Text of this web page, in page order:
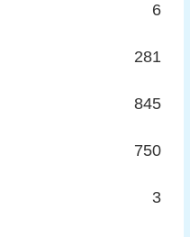
6
281
845
750
3